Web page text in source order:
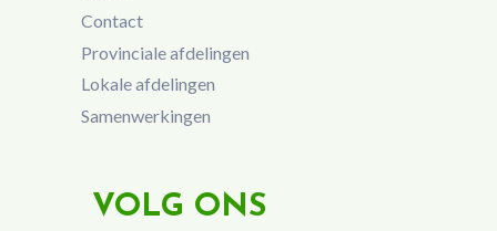
Contact
Provinciale afdelingen
Lokale afdelingen
Samenwerkingen
VOLG ONS